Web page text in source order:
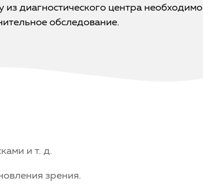
диагностического центра необходимо
обследование.
и т. д.
зрения.